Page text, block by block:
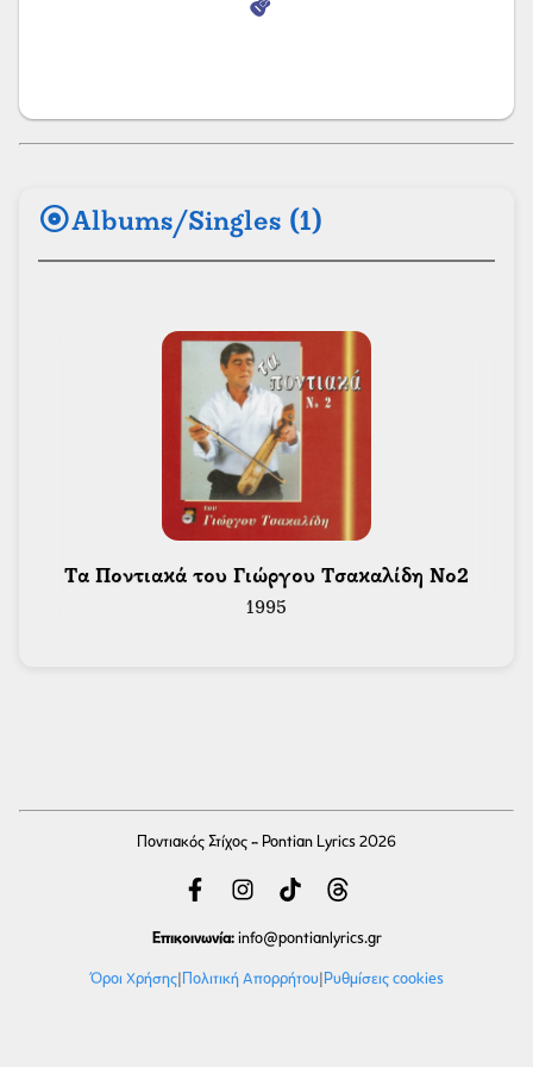
albumAlbums/Singles (1)
Τα Ποντιακά του Γιώργου Τσακαλίδη Νο2
1995
Ποντιακός Στίχος - Pontian Lyrics 2026
Επικοινωνία: info@pontianlyrics.gr
Όροι Χρήσης| Πολιτική Απορρήτου| Ρυθμίσεις cookies